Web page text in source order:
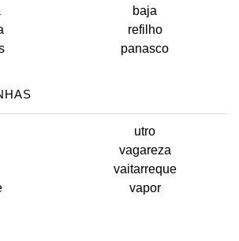
baja
refilho
panasco
utro
vagareza
vaitarreque
vapor